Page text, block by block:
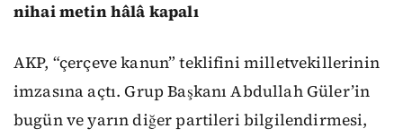
nihai metin hâlâ kapalı
AKP, “çerçeve kanun” teklifini milletvekillerinin
imzasına açtı. Grup Başkanı Abdullah Güler’in
bugün ve yarın diğer partileri bilgilendirmesi,